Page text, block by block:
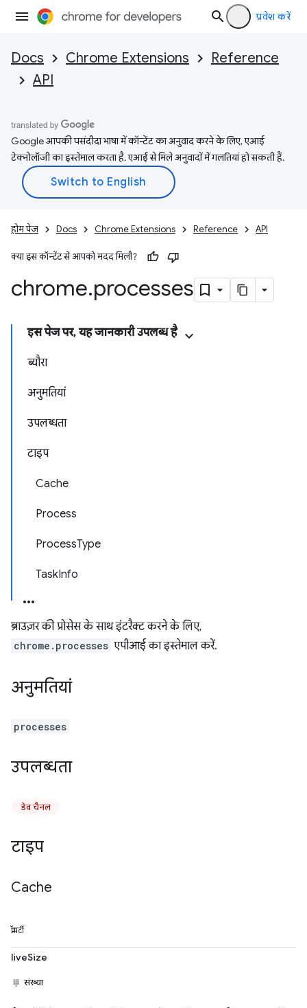
प्रवेश करें
Docs Chrome Extensions
Reference
API
Google आपकी पसंदीदा भाषा में कॉन्टेंट का अनुवाद करने के लिए, एआई
टेक्नोलॉजी का इस्तेमाल करता है. एआई से मिले अनुवादों में गलतियां हो सकती हैं.
होम पेज Docs Chrome Extensions Reference API
क्या इस कॉन्टेंट से आपको मदद मिली?
chrome.processes
इस पेज पर, यह जानकारी उपलब्ध है
ब्यौरा
अनुमतियां
उपलब्धता
टाइप
Cache
Process
ProcessType
TaskInfo
ब्राउज़र की प्रोसेस के साथ इंटरैक्ट करने के लिए,
chrome.processes एपीआई का इस्तेमाल करें.
अनुमतियां
processes
उपलब्धता
डेव चैनल
टाइप
Cache
प्रॉपर्टी
liveSize
संख्या